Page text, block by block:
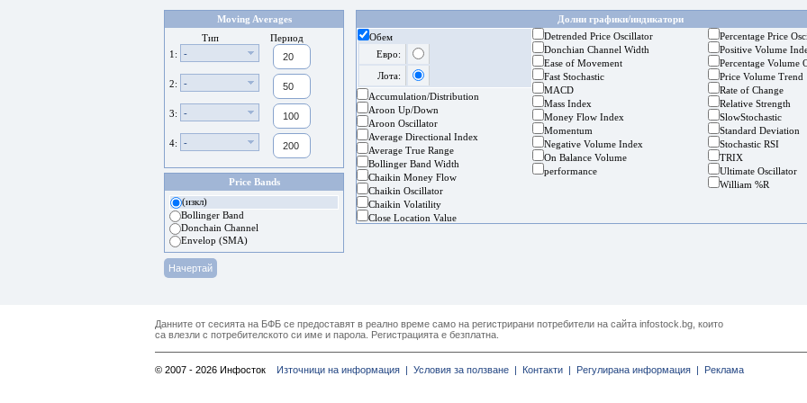
Moving Averages
Тип
Период
1:
-
2: -
3: -
4: -
Price Bands
(изкл)
Bollinger Band
Donchain Channel
Envelop (SMA)
Долни графики/индикатори
Обем
Евро:
Лота:
Accumulation/Distribution
Aroon Up/Down
Aroon Oscillator
Average Directional Index
Average True Range
Bollinger Band Width
Chaikin Money Flow
Chaikin Oscillator
Chaikin Volatility
Close Location Value
Detrended Price Oscillator
Donchian Channel Width
Ease of Movement
Fast Stochastic
MACD
Mass Index
Money Flow Index
Momentum
Negative Volume Index
On Balance Volume
performance
Percentage Price
Positive Volume
Percentage Volume
Price Volume Trend
Rate of Change
Relative Strength
SlowStochastic
Standard Deviation
Stochastic RSI
TRIX
Ultimate Oscillator
William %R
Данните от сесията на БФБ се предоставят в реално време само на регистрирани потребители на сайта infostock.bg, които
са влезли с потребителското си име и парола. Регистрацията е безплатна.
© 2007 - 2026 Инфосток Източници на информация | Условия за ползване | Контакти | Регулирана информация | Реклама